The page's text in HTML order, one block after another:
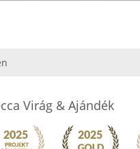
Virág & Ajándék